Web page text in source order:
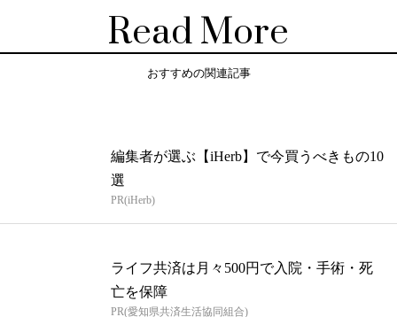
Read More
おすすめの関連記事
編集者が選ぶ【iHerb】で今買うべきもの10
選
PR(iHerb)
ライフ共済は月々500円で入院・手術・死
亡を保障
PR(愛知県共済生活協同組合)